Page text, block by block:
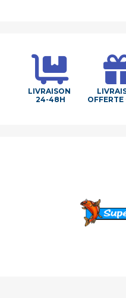
LIVRAISON
24-48H